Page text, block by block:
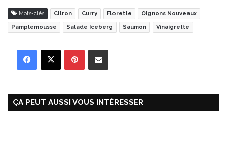
Mots-clés Citron Curry Florette Oignons Nouveaux
Pamplemousse Salade Iceberg Saumon Vinaigrette
ÇA PEUT AUSSI VOUS INTÉRESSER